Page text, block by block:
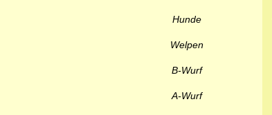
Hunde
Welpen
B-Wurf
A-Wurf